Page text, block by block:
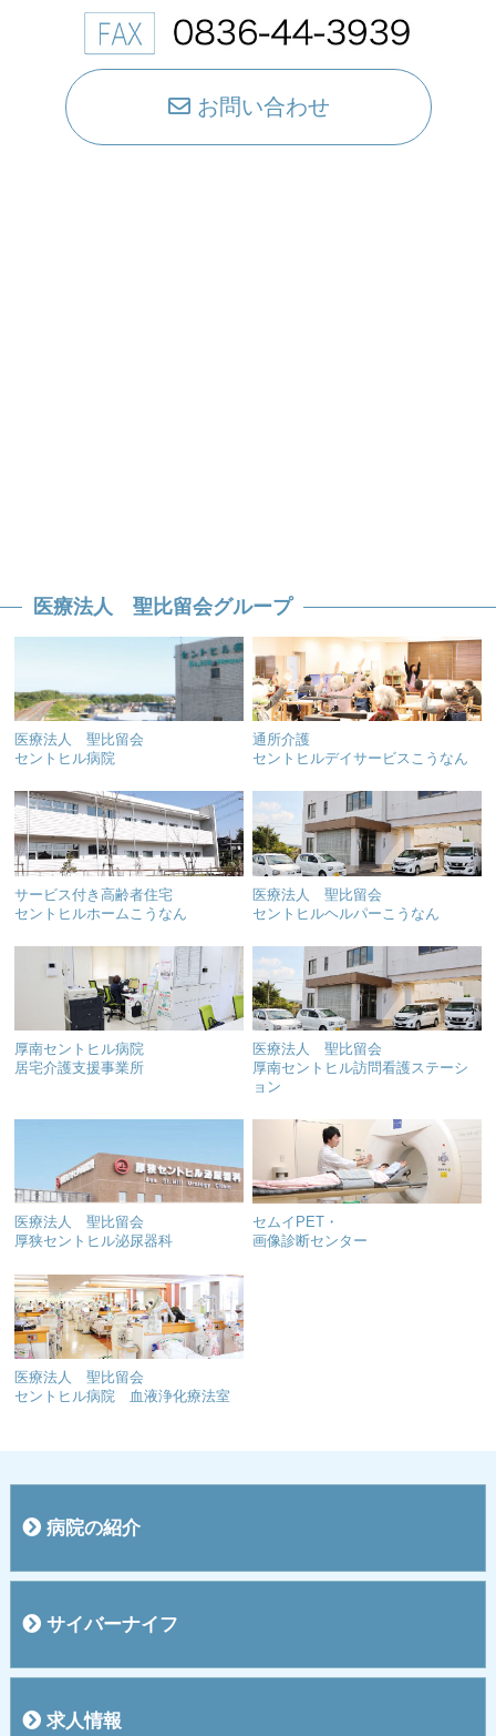
お問い合わせ
医療法人 聖比留会グループ
医療法人 聖比留会
セントヒル病院
通所介護
セントヒルデイサービスこうなん
サービス付き高齢者住宅
セントヒルホームこうなん
医療法人 聖比留会
セントヒルヘルパーこうなん
厚南セントヒル病院
居宅介護支援事業所
医療法人 聖比留会
厚南セントヒル訪問看護ステーシ
ョン
医療法人 聖比留会
厚狭セントヒル泌尿器科
セムイPET・
画像診断センター
医療法人 聖比留会
セントヒル病院 血液浄化療法室
病院の紹介
サイバーナイフ
求人情報